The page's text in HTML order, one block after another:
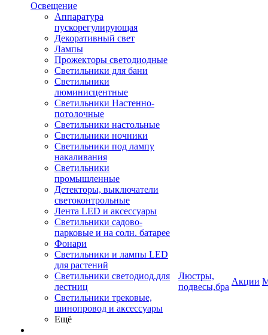
Освещение
Аппаратура
пускорегулирующая
Декоративный свет
Лампы
Прожекторы светодиодные
Светильники для бани
Светильники
люминисцентные
Светильники Настенно-
потолочные
Светильники настольные
Светильники ночники
Светильники под лампу
накаливания
Светильники
промышленные
Детекторы, выключатели
светоконтрольные
Лента LED и аксессуары
Светильники садово-
парковые и на солн. батарее
Фонари
Светильники и лампы LED
для растений
Светильники светодиод.для
лестниц
Светильники трековые,
шинопровод и аксессуары
Ещё
Люстры,
подвесы,бра
Акции